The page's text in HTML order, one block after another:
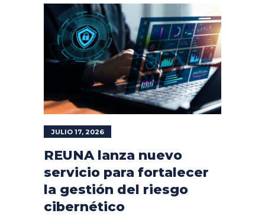
JULIO 17, 2026
REUNA lanza nuevo
servicio para fortalecer
la gestión del riesgo
cibernético